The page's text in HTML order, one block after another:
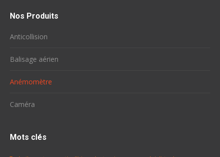
Nos Produits
Anticollision
Balisage aérien
Anémomètre
Caméra
Mots clés